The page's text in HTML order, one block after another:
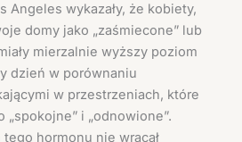
Angeles wykazały, że kobiety,
domy jako „zaśmiecone” lub
mierzalnie wyższy poziom
dzień w porównaniu
w przestrzeniach, które
„spokojne” i „odnowione”.
hormonu nie wracał